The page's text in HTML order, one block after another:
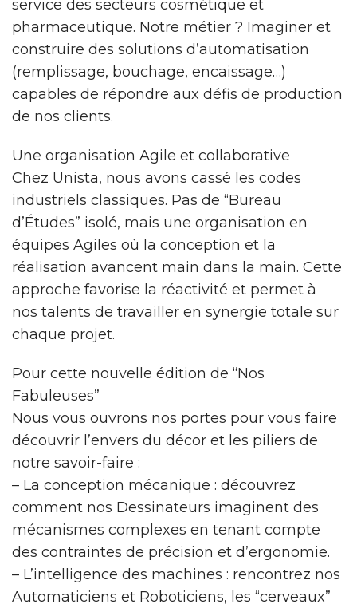
service des secteurs cosmétique et
pharmaceutique. Notre métier ? Imaginer et
construire des solutions d’automatisation
(remplissage, bouchage, encaissage…)
capables de répondre aux défis de production
de nos clients.
Une organisation Agile et collaborative
Chez Unista, nous avons cassé les codes
industriels classiques. Pas de “Bureau
d’Études” isolé, mais une organisation en
équipes Agiles où la conception et la
réalisation avancent main dans la main. Cette
approche favorise la réactivité et permet à
nos talents de travailler en synergie totale sur
chaque projet.
Pour cette nouvelle édition de “Nos
Fabuleuses”
Nous vous ouvrons nos portes pour vous faire
découvrir l’envers du décor et les piliers de
notre savoir-faire :
– La conception mécanique : découvrez
comment nos Dessinateurs imaginent des
mécanismes complexes en tenant compte
des contraintes de précision et d’ergonomie.
– L’intelligence des machines : rencontrez nos
Automaticiens et Roboticiens, les “cerveaux”